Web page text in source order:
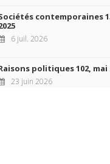
contemporaines
6 juil. 2026
politiques 102, mai
23 juin 2026